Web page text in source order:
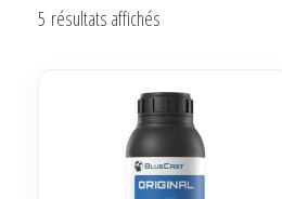
5 résultats affichés
récent
plus